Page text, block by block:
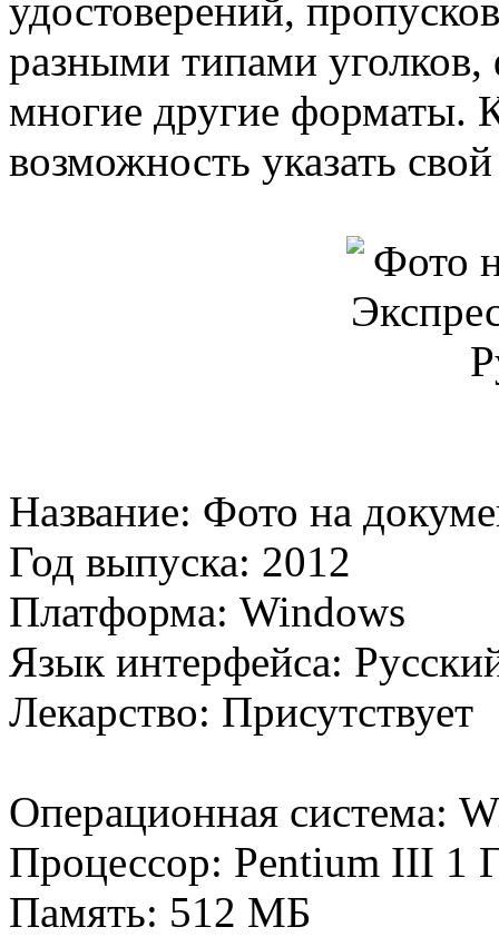
удостоверений,
разными типами
многие другие форматы.
возможность указать
Название: Фото на
Год выпуска: 2012
Платформа: Windows
Язык интерфейса:
Лекарство: Присутствует
Операционная система:
Процессор: Pentium III 1
Память: 512 МБ